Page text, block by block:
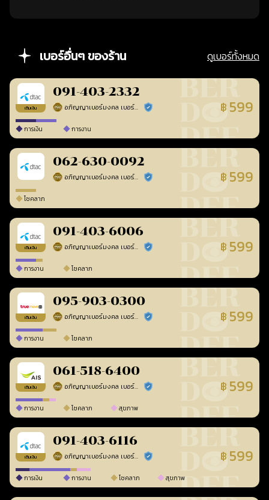
เบอร์อื่นๆ ของร้าน ดูเบอร์ทั้งหมด
เติมเงิน
091-403-2332
อภิญญาเบอร์มงคล เบอร์สวยเลขศาสตร์ ร้านยืนยันแล้ว ฿ 599
การเงิน การงาน
062-630-0092
อภิญญาเบอร์มงคล เบอร์สวยเลขศาสตร์ ร้านยืนยันแล้ว ฿ 599
โชคลาภ
เติมเงิน
091-403-6006
อภิญญาเบอร์มงคล เบอร์สวยเลขศาสตร์ ร้านยืนยันแล้ว ฿ 599
การงาน โชคลาภ
เติมเงิน
095-903-0300
อภิญญาเบอร์มงคล เบอร์สวยเลขศาสตร์ ร้านยืนยันแล้ว ฿ 599
การงาน โชคลาภ
เติมเงิน
061-518-6400
อภิญญาเบอร์มงคล เบอร์สวยเลขศาสตร์ ร้านยืนยันแล้ว ฿ 599
การงาน โชคลาภ สุขภาพ
เติมเงิน
091-403-6116
อภิญญาเบอร์มงคล เบอร์สวยเลขศาสตร์ ร้านยืนยันแล้ว ฿ 599
การเงิน การงาน โชคลาภ สุขภาพ